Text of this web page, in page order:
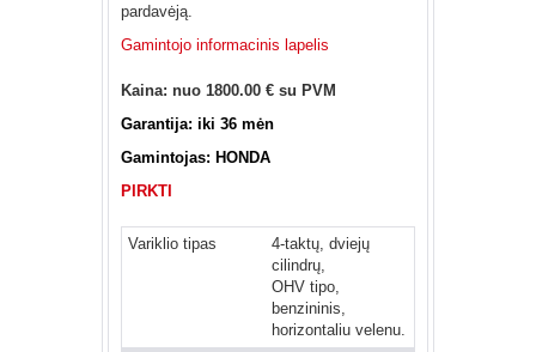
pardavėją.
Gamintojo informacinis lapelis
Kaina: nuo 1800.00 € su PVM
Garantija: iki 36 mėn
Gamintojas: HONDA
PIRKTI
Variklio tipas
4-taktų, dviejų
cilindrų,
OHV tipo,
benzininis,
horizontaliu velenu.